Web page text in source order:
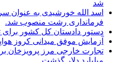
شد
اسد الله خورشیدی به
فرمانداری رشت منصوب شد.
دستور دادستان کل کشور برای
آزمایش موفق میدانی کروز
تجارت خارجی مرز پرویزخان
میلیارد دلار گذشت